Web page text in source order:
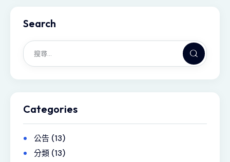
Search
Categories
公告 (13)
分類 (13)